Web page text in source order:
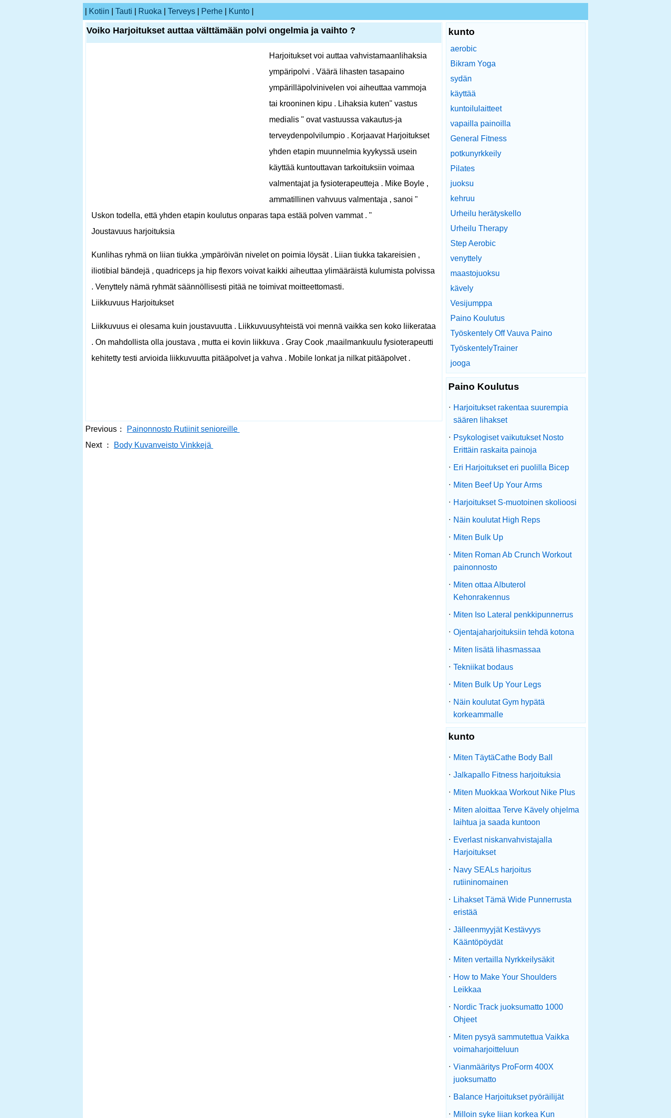
Kotiin Tauti Ruoka Terveys Perhe Kunto
Voiko Harjoitukset auttaa välttämään polvi ongelmia ja vaihto ?
Harjoitukset voi auttaa vahvistamaanlihaksia
ympäripolvi . Väärä lihasten tasapaino
ympärilläpolvinivelen voi aiheuttaa vammoja
tai krooninen kipu . Lihaksia kuten" vastus
medialis " ovat vastuussa vakautus-ja
terveydenpolvilumpio . Korjaavat Harjoitukset
yhden etapin muunnelmia kyykyssä usein
käyttää kuntouttavan tarkoituksiin voimaa
valmentajat ja fysioterapeutteja . Mike Boyle ,
ammatillinen vahvuus valmentaja , sanoi "
Uskon todella, että yhden etapin koulutus onparas tapa estää polven vammat . "
Joustavuus harjoituksia
Kunlihas ryhmä on liian tiukka ,ympäröivän nivelet on poimia löysät . Liian tiukka takareisien ,
iliotibial bändejä , quadriceps ja hip flexors voivat kaikki aiheuttaa ylimääräistä kulumista polvissa
. Venyttely nämä ryhmät säännöllisesti pitää ne toimivat moitteettomasti.
Liikkuvuus Harjoitukset
Liikkuvuus ei olesama kuin joustavuutta . Liikkuvuusyhteistä voi mennä vaikka sen koko liikerataa
. On mahdollista olla joustava , mutta ei kovin liikkuva . Gray Cook ,maailmankuulu fysioterapeutti
kehitetty testi arvioida liikkuvuutta pitääpolvet ja vahva . Mobile lonkat ja nilkat pitääpolvet .
Previous：
Painonnosto Rutiinit senioreille
Next ：
Body Kuvanveisto Vinkkejä
kunto
aerobic
Bikram Yoga
sydän
käyttää
kuntoilulaitteet
vapailla painoilla
General Fitness
potkunyrkkeily
Pilates
juoksu
kehruu
Urheilu herätyskello
Urheilu Therapy
Step Aerobic
venyttely
maastojuoksu
kävely
Vesijumppa
Paino Koulutus
Työskentely Off Vauva Paino
TyöskentelyTrainer
jooga
Paino Koulutus
· Harjoitukset rakentaa suurempia
säären lihakset
· Psykologiset vaikutukset Nosto
Erittäin raskaita painoja
· Eri Harjoitukset eri puolilla Bicep
· Miten Beef Up Your Arms
· Harjoitukset S-muotoinen skolioosi
· Näin koulutat High Reps
· Miten Bulk Up
· Miten Roman Ab Crunch Workout
painonnosto
· Miten ottaa Albuterol
Kehonrakennus
· Miten Iso Lateral penkkipunnerrus
· Ojentajaharjoituksiin tehdä kotona
· Miten lisätä lihasmassaa
· Tekniikat bodaus
· Miten Bulk Up Your Legs
· Näin koulutat Gym hypätä
korkeammalle
kunto
· Miten TäytäCathe Body Ball
· Jalkapallo Fitness harjoituksia
· Miten Muokkaa Workout Nike Plus
· Miten aloittaa Terve Kävely ohjelma
laihtua ja saada kuntoon
· Everlast niskanvahvistajalla
Harjoitukset
· Navy SEALs harjoitus
rutiininomainen
· Lihakset Tämä Wide Punnerrusta
eristää
· Jälleenmyyjät Kestävyys
Kääntöpöydät
· Miten vertailla Nyrkkeilysäkit
· How to Make Your Shoulders
Leikkaa
· Nordic Track juoksumatto 1000
Ohjeet
· Miten pysyä sammutettua Vaikka
voimaharjoitteluun
· Vianmääritys ProForm 400X
juoksumatto
· Balance Harjoitukset pyöräilijät
· Milloin syke liian korkea Kun